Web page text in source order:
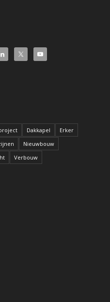
Dakkapel
Erker
Nieuwbouw
Verbouw